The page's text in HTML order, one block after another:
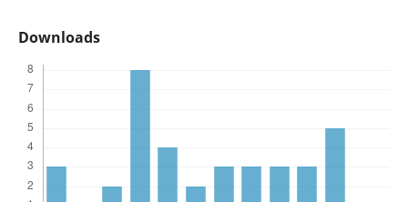
Downloads